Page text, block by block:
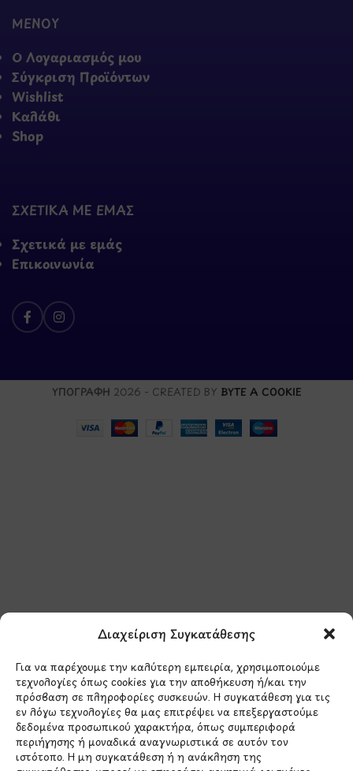
Διαχείριση Συγκατάθεσης
Για να παρέχουμε την καλύτερη εμπειρία, χρησιμοποιούμε
τεχνολογίες όπως cookies για την αποθήκευση ή/και την
πρόσβαση σε πληροφορίες συσκευών. Η συγκατάθεση για τις
εν λόγω τεχνολογίες θα μας επιτρέψει να επεξεργαστούμε
δεδομένα προσωπικού χαρακτήρα, όπως συμπεριφορά
περιήγησης ή μοναδικά αναγνωριστικά σε αυτόν τον
ιστότοπο. Η μη συγκατάθεση ή η ανάκληση της
ΜΕΝΟΥ
Ο Λογαριασμός μου
Σύγκριση Προϊόντων
Wishlist
Καλάθι
Shop
ΣΧΕΤΙΚΑ ΜΕ ΕΜΑΣ
Σχετικά με εμάς
Επικοινωνία
ΥΠΟΓΡΑΦΗ 2026 - CREATED BY BYTE A COOKIE
Έχω διαβάσει και συμφωνώ με την
Πολιτική Απορρήτου